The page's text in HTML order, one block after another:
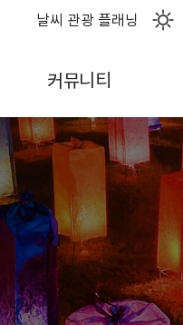
날씨 관광 플래닝
커뮤니티